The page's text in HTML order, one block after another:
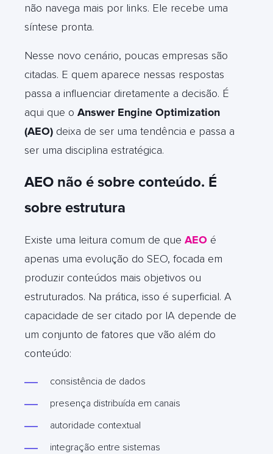
não navega mais por links. Ele recebe uma
síntese pronta.
Nesse novo cenário, poucas empresas são
citadas. E quem aparece nessas respostas
passa a influenciar diretamente a decisão. É
aqui que o Answer Engine Optimization
(AEO) deixa de ser uma tendência e passa a
ser uma disciplina estratégica.
AEO não é sobre conteúdo. É
sobre estrutura
Existe uma leitura comum de que AEO é
apenas uma evolução do SEO, focada em
produzir conteúdos mais objetivos ou
estruturados. Na prática, isso é superficial. A
capacidade de ser citado por IA depende de
um conjunto de fatores que vão além do
conteúdo:
consistência de dados
presença distribuída em canais
autoridade contextual
integração entre sistemas